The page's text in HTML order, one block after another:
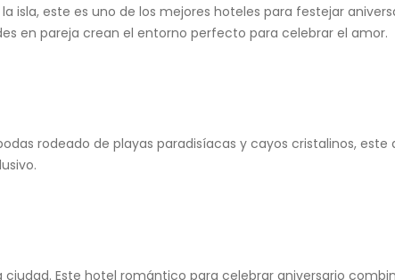
isla, este es uno de los mejores hoteles para festejar
en pareja crean el entorno perfecto para celebrar el amor.
rodeado de playas paradisíacas y cayos cristalinos,
Este hotel romántico para celebrar aniversario